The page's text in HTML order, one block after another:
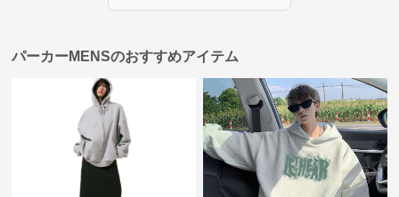
パーカーMENSのおすすめアイテム